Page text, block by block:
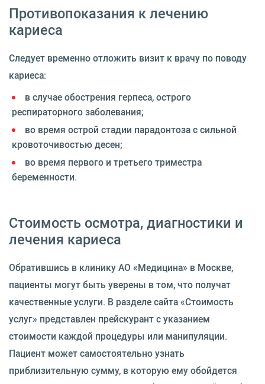
Противопоказания к лечению
кариеса
Следует временно отложить визит к врачу по поводу
кариеса:
в случае обострения герпеса, острого
респираторного заболевания;
во время острой стадии парадонтоза с сильной
кровоточивостью десен;
во время первого и третьего триместра
беременности.
Стоимость осмотра, диагностики и
лечения кариеса
Обратившись в клинику АО «Медицина» в Москве,
пациенты могут быть уверены в том, что получат
качественные услуги. В разделе сайта «Стоимость
услуг» представлен прейскурант с указанием
стоимости каждой процедуры или манипуляции.
Пациент может самостоятельно узнать
приблизительную сумму, в которую ему обойдется